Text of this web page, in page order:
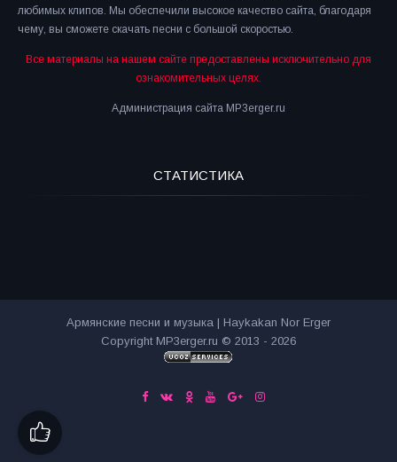
любимых клипов. Мы обеспечили высокое качество сайта, благодаря
чему, вы сможете скачать песни с большой скоростью.
Все материалы на нашем сайте предоставлены исключительно для
ознакомительных целях.
Администрация сайта MP3erger.ru
СТАТИСТИКА
Армянские песни и музыка | Haykakan Nor Erger
Copyright MP3erger.ru © 2013 - 2026